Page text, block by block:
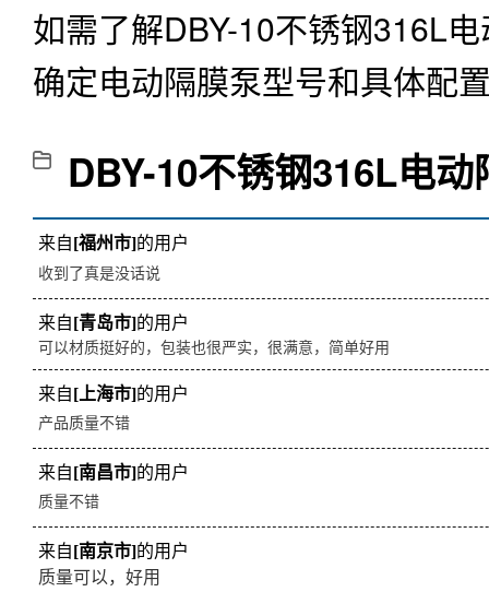
如需了解DBY-10不锈钢316L
确定电动隔膜泵型号和具体配
DBY-10不锈钢316L电
来自[福州市]的用户
收到了真是没话说
来自[青岛市]的用户
可以材质挺好的，包装也很严实，很满意，简单好用
来自[上海市]的用户
产品质量不错
来自[南昌市]的用户
质量不错
来自[南京市]的用户
质量可以，好用